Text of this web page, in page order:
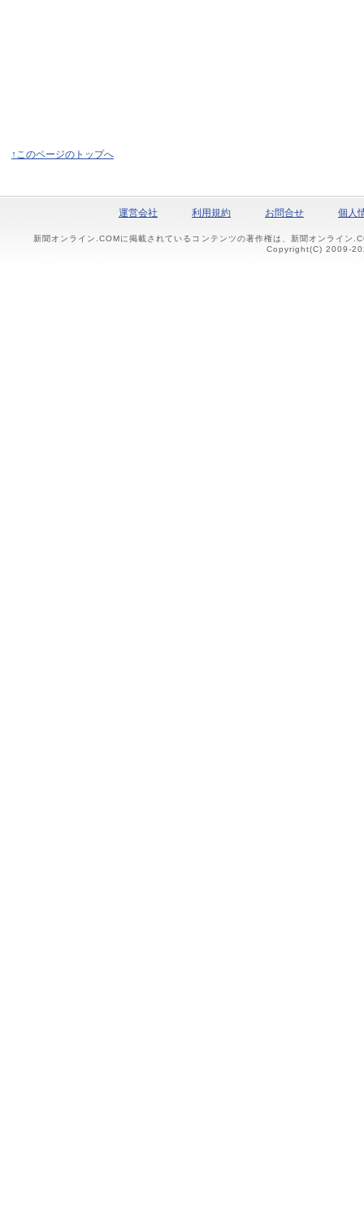
↑このページのトップへ
運営会社 利用規約 お問合せ 個人
新聞オンライン.COMに掲載されているコンテンツの著作権は、新聞オンライン
Copyright(C) 2009-